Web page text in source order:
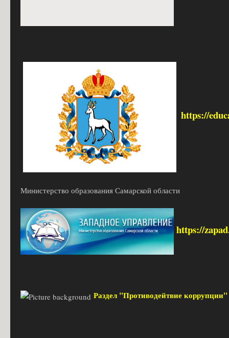
https://
Министерство образования Самарской области
https://
Раздел "Противодейтвие